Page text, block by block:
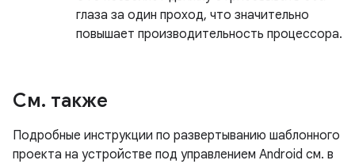
глаза за один проход, что значительно
повышает производительность процессора.
См. также
Подробные инструкции по развертыванию шаблонного
проекта на устройстве под управлением Android см. в